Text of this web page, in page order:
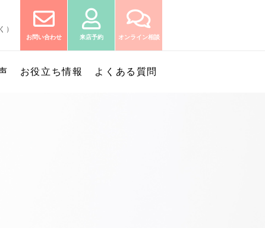
）
お問い合わせ 来店予約 オンライン相談
お役立ち情報 よくある質問